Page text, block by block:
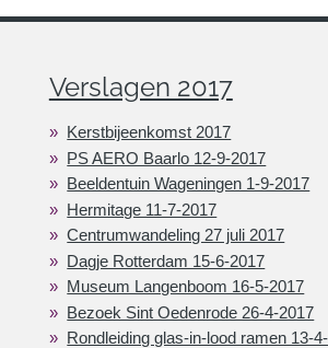
Verslagen 2017
Kerstbijeenkomst 2017
PS AERO Baarlo 12-9-2017
Beeldentuin Wageningen 1-9-2017
Hermitage 11-7-2017
Centrumwandeling 27 juli 2017
Dagje Rotterdam 15-6-2017
Museum Langenboom 16-5-2017
Bezoek Sint Oedenrode 26-4-2017
Rondleiding glas-in-lood ramen 13-